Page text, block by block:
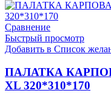
Сравнение
Быстрый просмотр
Добавить в Список
ПАЛАТКА
XL 320*310*170